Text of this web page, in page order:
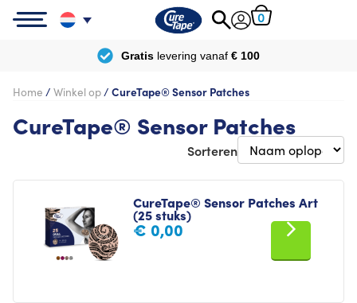
0
Gratis levering vanaf € 100
Home / Winkel op/ CureTape® Sensor Patches
CureTape® Sensor Patches
Sorteren
CureTape® Sensor Patches Art
(25 stuks)
€ 0,00